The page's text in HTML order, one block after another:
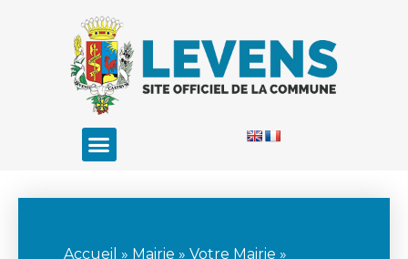
Accueil » Mairie » Votre Mairie »